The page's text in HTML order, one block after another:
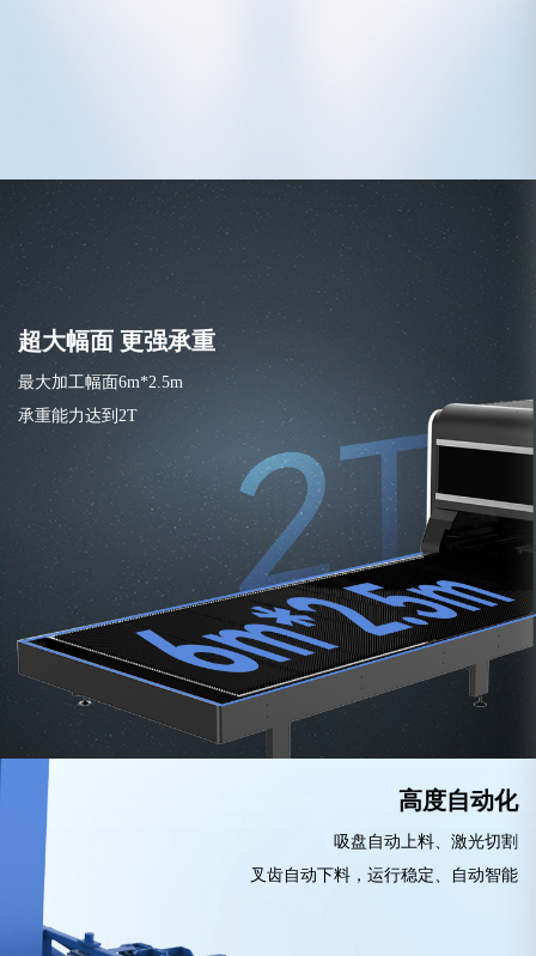
超大幅面 更强承重
最大加工幅面6m*2.5m
承重能力达到2T
高度自动化
吸盘自动上料、激光切割
叉齿自动下料，运行稳定、自动智能